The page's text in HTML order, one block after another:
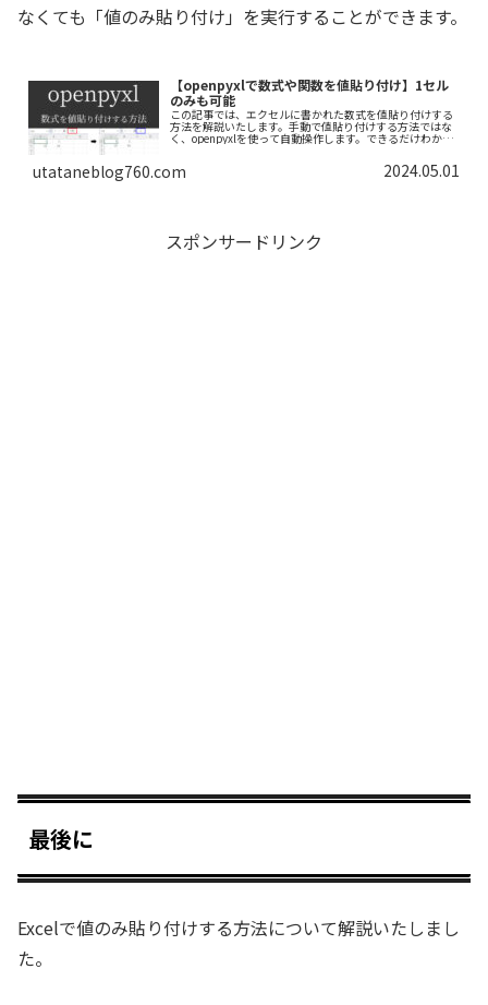
なくても「値のみ貼り付け」を実行することができます。
【openpyxlで数式や関数を値貼り付け】1セル
のみも可能
この記事では、エクセルに書かれた数式を値貼り付けする
方法を解説いたします。手動で値貼り付けする方法ではな
く、openpyxlを使って自動操作します。できるだけわかり
utataneblog760.com 2024.05.01
スポンサードリンク
最後に
Excelで値のみ貼り付けする方法について解説いたしまし
た。